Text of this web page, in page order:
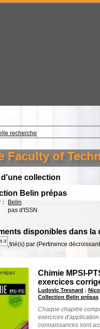
recherche
of
d'une collection
Belin prépas
:
Belin
pas d'ISSN
disponibles dans la
trié(s) par (Pertinence
Chimie MPSI-
exercices
Ludovic Tresnard ;
Collection Belin prépas
Chaque chapitre
exercices
connaissances sont